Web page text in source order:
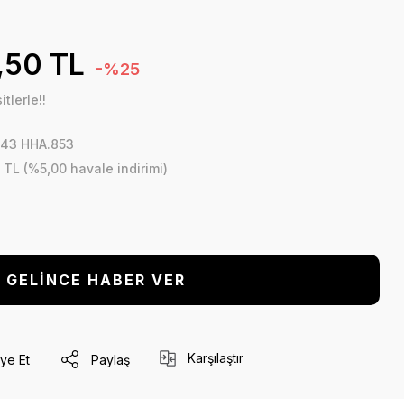
TL -%25
HHA.853
(%5,00 havale indirimi)
GELİNCE HABER VER
Et Paylaş Karşılaştır